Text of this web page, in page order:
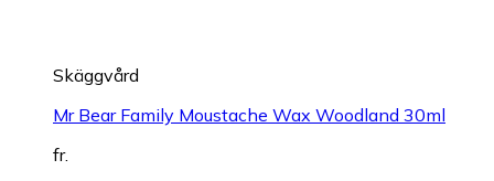
Skäggvård
Mr Bear Family Moustache Wax Woodland 30ml
fr.